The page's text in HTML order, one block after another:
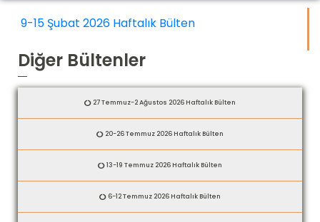
9-15 Şubat 2026 Haftalık Bülten
Diğer Bültenler
27 Temmuz-2 Ağustos 2026 Haftalık Bülten
20-26 Temmuz 2026 Haftalık Bülten
13-19 Temmuz 2026 Haftalık Bülten
6-12 Temmuz 2026 Haftalık Bülten